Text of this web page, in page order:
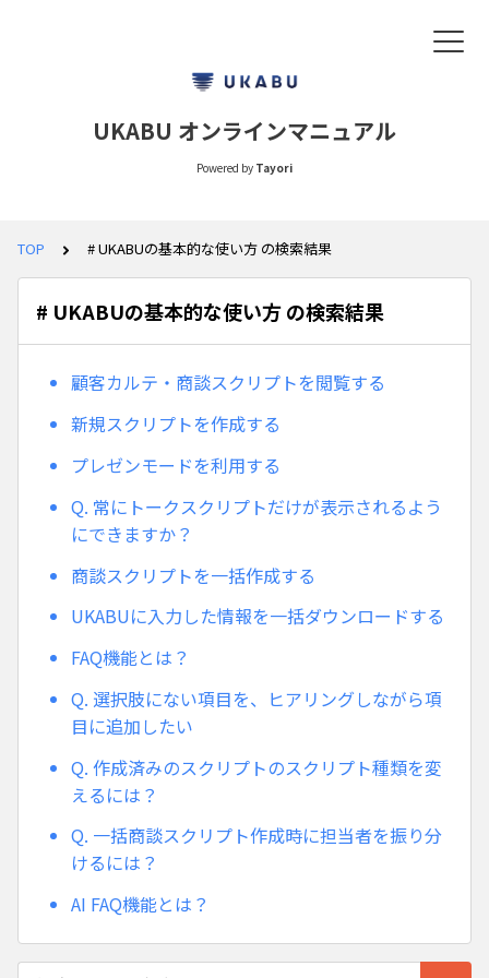
UKABU オンラインマニュアル
Powered by Tayori
TOP # UKABUの基本的な使い方 の検索結果
# UKABUの基本的な使い方 の検索結果
顧客カルテ・商談スクリプトを閲覧する
新規スクリプトを作成する
プレゼンモードを利用する
Q. 常にトークスクリプトだけが表示されるよう
にできますか？
商談スクリプトを一括作成する
UKABUに入力した情報を一括ダウンロードする
FAQ機能とは？
Q. 選択肢にない項目を、ヒアリングしながら項
目に追加したい
Q. 作成済みのスクリプトのスクリプト種類を変
えるには？
Q. 一括商談スクリプト作成時に担当者を振り分
けるには？
AI FAQ機能とは？